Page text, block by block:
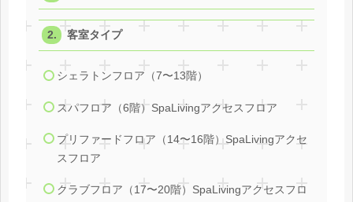
客室タイプ
シェラトンフロア（7〜13階）
スパフロア（6階）SpaLivingアクセスフロア
プリファードフロア（14〜16階）SpaLivingアクセ
スフロア
クラブフロア（17〜20階）SpaLivingアクセスフロ